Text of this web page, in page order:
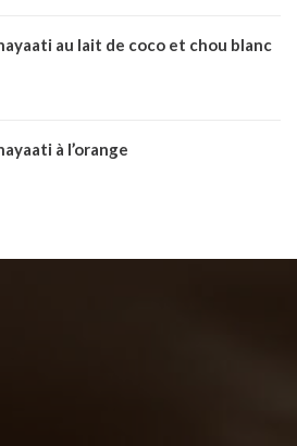
au lait de coco et chou blanc
à l’orange